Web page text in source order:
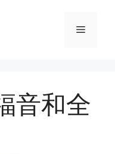
Menu
音和全